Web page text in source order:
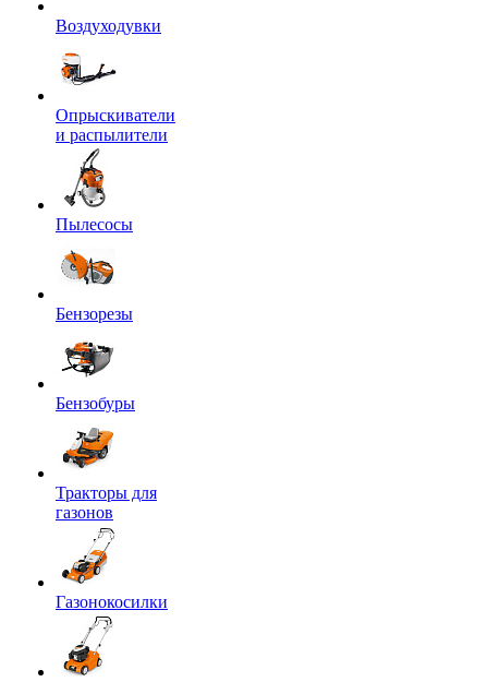
Воздуходувки
Опрыскиватели
и распылители
Пылесосы
Бензорезы
Бензобуры
Тракторы для
газонов
Газонокосилки